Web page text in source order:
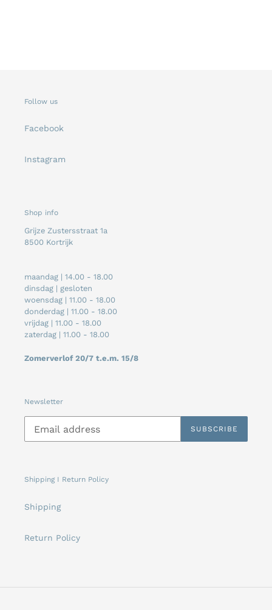
Follow us
Facebook
Instagram
Shop info
Grijze Zustersstraat 1a
8500 Kortrijk
maandag | 14.00 - 18.00
dinsdag | gesloten
woensdag | 11.00 - 18.00
donderdag | 11.00 - 18.00
vrijdag | 11.00 - 18.00
zaterdag | 11.00 - 18.00
Zomerverlof 20/7 t.e.m. 15/8
Newsletter
SUBSCRIBE
Shipping I Return Policy
Shipping
Return Policy